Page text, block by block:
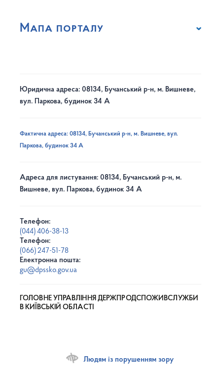
Мапа порталу
Юридична адреса: 08134, Бучанський р-н, м. Вишневе,
вул. Паркова, будинок 34 А
Фактична адреса: 08134, Бучанський р-н, м. Вишневе, вул.
Паркова, будинок 34 А
Адреса для листування: 08134, Бучанський р-н, м.
Вишневе, вул. Паркова, будинок 34 А
Телефон:
(044) 406-38-13
Телефон:
(066) 247-51-78
Електронна пошта:
gu@dpssko.gov.ua
ГОЛОВНЕ УПРАВЛІННЯ ДЕРЖПРОДСПОЖИВСЛУЖБИ
В КИЇВСЬКІЙ ОБЛАСТІ
Людям із порушенням зору